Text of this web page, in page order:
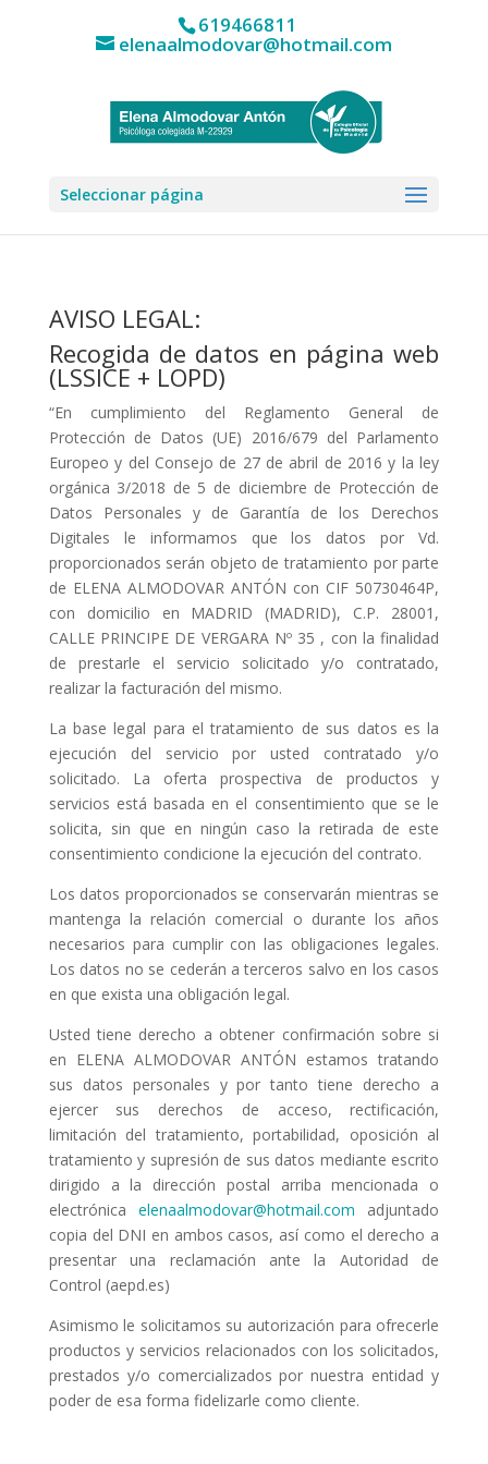
619466811
elenaalmodovar@hotmail.com
Seleccionar página
AVISO LEGAL:
Recogida de datos en página web
(LSSICE + LOPD)
“En cumplimiento del Reglamento General de
Protección de Datos (UE) 2016/679 del Parlamento
Europeo y del Consejo de 27 de abril de 2016 y la ley
orgánica 3/2018 de 5 de diciembre de Protección de
Datos Personales y de Garantía de los Derechos
Digitales le informamos que los datos por Vd.
proporcionados serán objeto de tratamiento por parte
de ELENA ALMODOVAR ANTÓN con CIF 50730464P,
con domicilio en MADRID (MADRID), C.P. 28001,
CALLE PRINCIPE DE VERGARA Nº 35 , con la finalidad
de prestarle el servicio solicitado y/o contratado,
realizar la facturación del mismo.
La base legal para el tratamiento de sus datos es la
ejecución del servicio por usted contratado y/o
solicitado. La oferta prospectiva de productos y
servicios está basada en el consentimiento que se le
solicita, sin que en ningún caso la retirada de este
consentimiento condicione la ejecución del contrato.
Los datos proporcionados se conservarán mientras se
mantenga la relación comercial o durante los años
necesarios para cumplir con las obligaciones legales.
Los datos no se cederán a terceros salvo en los casos
en que exista una obligación legal.
Usted tiene derecho a obtener confirmación sobre si
en ELENA ALMODOVAR ANTÓN estamos tratando
sus datos personales y por tanto tiene derecho a
ejercer sus derechos de acceso, rectificación,
limitación del tratamiento, portabilidad, oposición al
tratamiento y supresión de sus datos mediante escrito
dirigido a la dirección postal arriba mencionada o
electrónica elenaalmodovar@hotmail.com adjuntado
copia del DNI en ambos casos, así como el derecho a
presentar una reclamación ante la Autoridad de
Control (aepd.es)
Asimismo le solicitamos su autorización para ofrecerle
productos y servicios relacionados con los solicitados,
prestados y/o comercializados por nuestra entidad y
poder de esa forma fidelizarle como cliente.